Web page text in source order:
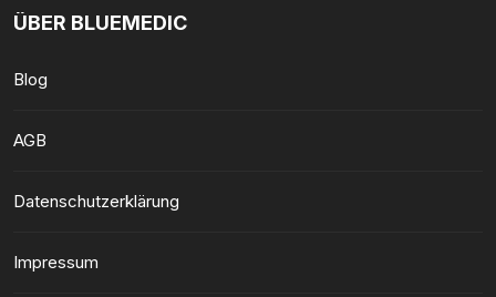
ÜBER BLUEMEDIC
Blog
AGB
Datenschutzerklärung
Impressum